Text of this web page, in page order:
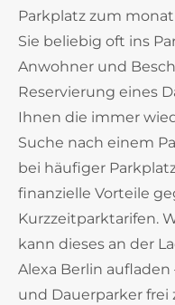
Parkplatz zum
Sie beliebig oft ins
Anwohner und
Reservierung eines
Ihnen die immer
Suche nach einem
bei häufiger
finanzielle Vorteile
Kurzzeitparktarifen.
kann dieses an der
Alexa Berlin aufladen
und Dauerparker frei